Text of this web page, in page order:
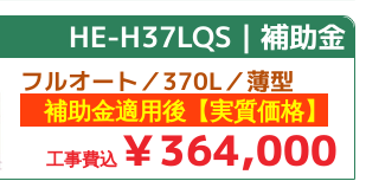
HE-H37LQS｜補助金
フルオート／370L／薄型
補助金適用後【実質価格】
工事費込 ￥364,000